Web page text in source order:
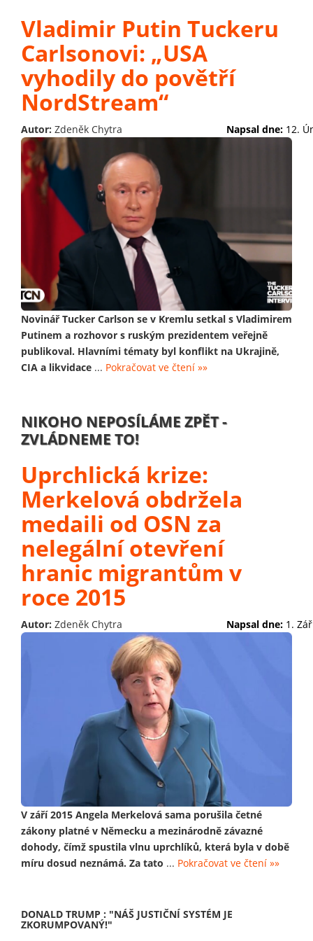
Vladimir Putin Tuckeru
Carlsonovi: „USA
vyhodily do povětří
NordStream“
Autor: Zdeněk Chytra Napsal dne: 12.
Novinář Tucker Carlson se v Kremlu setkal s Vladimirem
Putinem a rozhovor s ruským prezidentem veřejně
publikoval. Hlavními tématy byl konflikt na Ukrajině,
CIA a likvidace ... Pokračovat ve čtení »»
NIKOHO NEPOSÍLÁME ZPĚT -
ZVLÁDNEME TO!
Uprchlická krize:
Merkelová obdržela
medaili od OSN za
nelegální otevření
hranic migrantům v
roce 2015
Autor: Zdeněk Chytra Napsal dne: 1.
V září 2015 Angela Merkelová sama porušila četné
zákony platné v Německu a mezinárodně závazné
dohody, čímž spustila vlnu uprchlíků, která byla v době
míru dosud neznámá. Za tato ... Pokračovat ve čtení »»
DONALD TRUMP : "NÁŠ JUSTIČNÍ SYSTÉM JE
ZKORUMPOVANÝ!"